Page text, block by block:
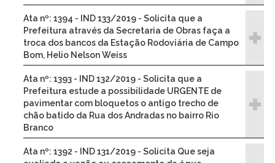
Ata nº: 1394 - IND 133/2019 - Solicita que a
Prefeitura através da Secretaria de Obras faça a
troca dos bancos da Estação Rodoviária de Campo
Bom, Helio Nelson Weiss
Ata nº: 1393 - IND 132/2019 - Solicita que a
Prefeitura estude a possibilidade URGENTE de
pavimentar com bloquetos o antigo trecho de
chão batido da Rua dos Andradas no bairro Rio
Branco
Ata nº: 1392 - IND 131/2019 - Solicita Que seja